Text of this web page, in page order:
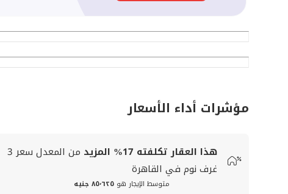
مؤشرات أداء الأسعار
هذا العقار تكلفته 17% المزيد من المعدل سعر 3
غرف نوم في القاهرة
متوسط الإيجار هو ٨٥٬٦٢٥ جنيه